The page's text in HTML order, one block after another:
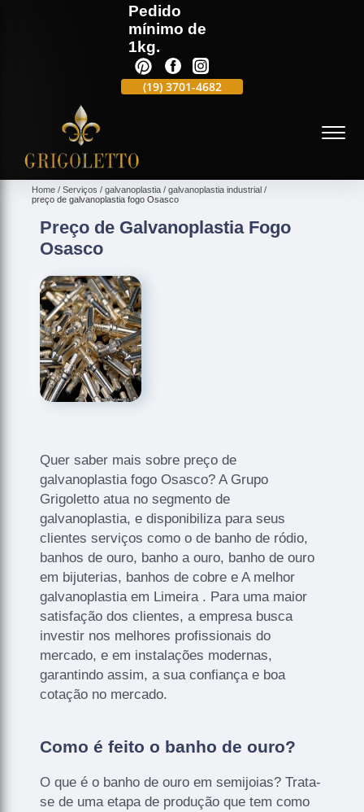
Pedido
mínimo de
1kg.
(19) 3701-4682 (19)
Home Serviços galvanoplastia
galvanoplastia industrial
preço de galvanoplastia fogo Osasco
Preço de Galvanoplastia Fogo
Osasco
Quer saber mais sobre preço de
galvanoplastia fogo Osasco? A Grupo
Grigoletto atua no segmento de
galvanoplastia, e disponibiliza para seus
clientes serviços como o de banho de ródio,
banhos de ouro, banho a ouro, banho de ouro
em bijuterias, banhos de cobre e A melhor
galvanoplastia em Limeira . Para uma maior
satisfação dos clientes, a empresa busca
investir nos melhores profissionais do
mercado, e em instalações modernas,
garantindo assim, a sua confiança e boa
cotação no mercado.
Como é feito o banho de ouro?
O que é o banho de ouro em semijoias? Trata-
se de uma etapa de produção que tem como